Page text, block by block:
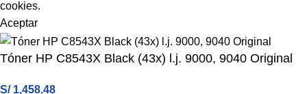
cookies.
Aceptar
Tóner HP C8543X Black (43x) l.j. 9000, 9040 Original
S/1,458.48